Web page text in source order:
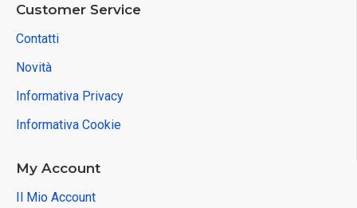
Customer Service
Contatti
Novità
Informativa Privacy
Informativa Cookie
My Account
Il Mio Account